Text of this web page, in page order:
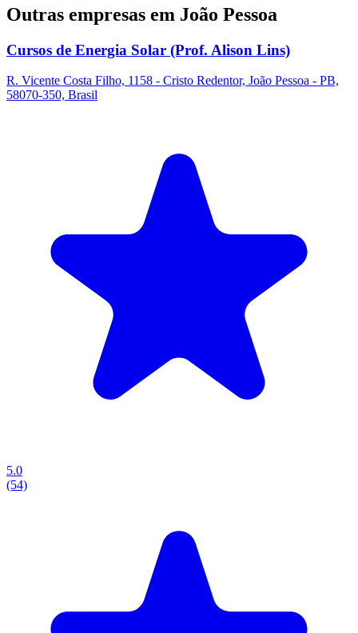
Outras empresas em João Pessoa
Cursos de Energia Solar (Prof. Alison Lins)
R. Vicente Costa Filho, 1158 - Cristo Redentor, João Pessoa - PB,
58070-350, Brasil
5.0
(54)